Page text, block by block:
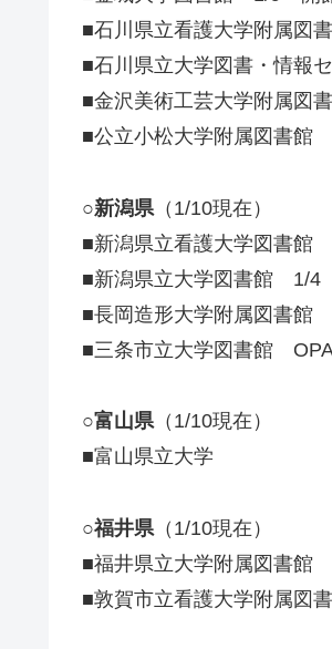
■石川県立看護大学附属図
■石川県立大学図書・情報
■金沢美術工芸大学附属図
■公立小松大学附属図書館
○新潟県 （1/10現在）
■新潟県立看護大学図書館
■新潟県立大学図書館 1/4
■長岡造形大学附属図書館
■三条市立大学図書館
○富山県（1/10現在）
■富山県立大学
○福井県 （1/10現在）
■福井県立大学附属図書館
■敦賀市立看護大学附属図